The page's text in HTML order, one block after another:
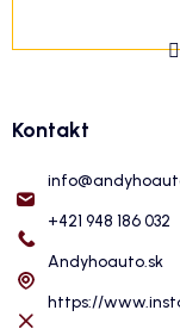
Kontakt
info@
+421 948 186 032
Andyhoauto.sk
https://